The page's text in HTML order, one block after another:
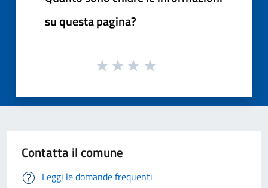
su questa pagina?
Contatta il comune
Leggi le domande frequenti